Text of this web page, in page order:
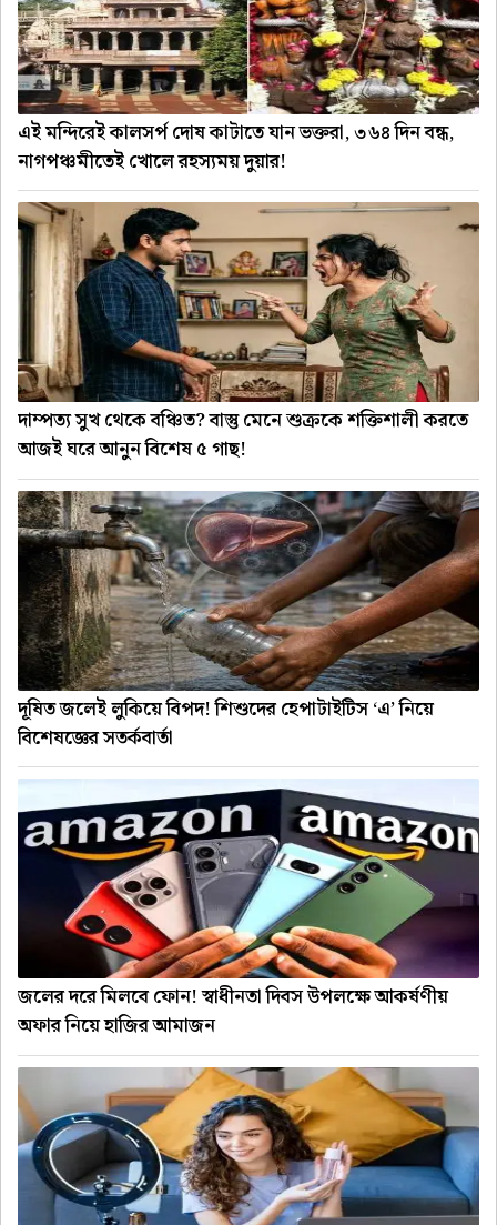
এই মন্দিরেই কালসর্প দোষ কাটাতে যান ভক্তরা, ৩৬৪ দিন বন্ধ,
নাগপঞ্চমীতেই খোলে রহস্যময় দুয়ার!
দাম্পত্য সুখ থেকে বঞ্চিত? বাস্তু মেনে শুক্রকে শক্তিশালী করতে
আজই ঘরে আনুন বিশেষ ৫ গাছ!
দূষিত জলেই লুকিয়ে বিপদ! শিশুদের হেপাটাইটিস ‘এ’ নিয়ে
বিশেষজ্ঞের সতর্কবার্তা
জলের দরে মিলবে ফোন! স্বাধীনতা দিবস উপলক্ষে আকর্ষণীয়
অফার নিয়ে হাজির আমাজন